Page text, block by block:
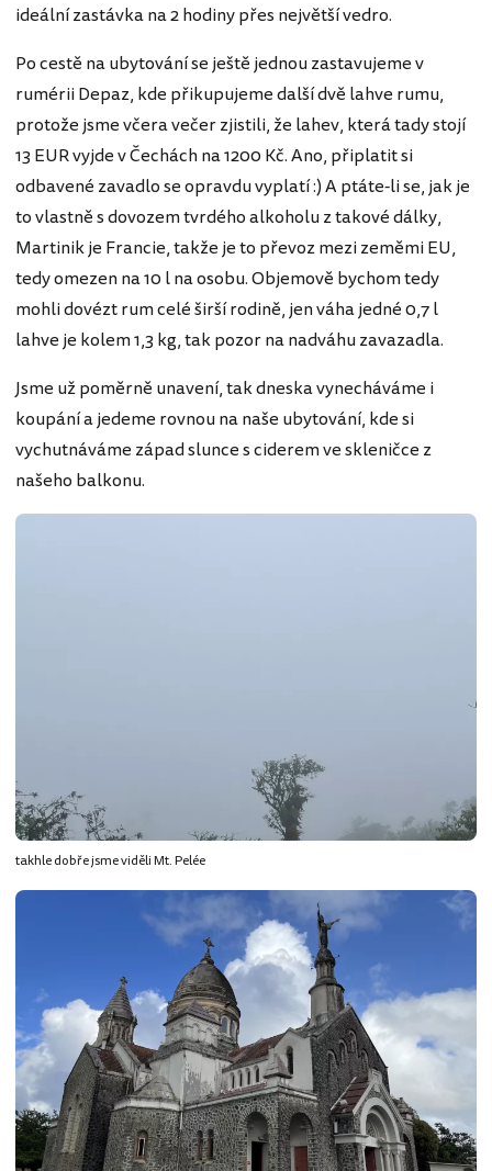
ideální zastávka na 2 hodiny přes největší vedro.
Po cestě na ubytování se ještě jednou zastavujeme v
rumérii Depaz, kde přikupujeme další dvě lahve rumu,
protože jsme včera večer zjistili, že lahev, která tady stojí
13 EUR vyjde v Čechách na 1200 Kč. Ano, připlatit si
odbavené zavadlo se opravdu vyplatí :) A ptáte-li se, jak je
to vlastně s dovozem tvrdého alkoholu z takové dálky,
Martinik je Francie, takže je to převoz mezi zeměmi EU,
tedy omezen na 10 l na osobu. Objemově bychom tedy
mohli dovézt rum celé širší rodině, jen váha jedné 0,7 l
lahve je kolem 1,3 kg, tak pozor na nadváhu zavazadla.
Jsme už poměrně unavení, tak dneska vynecháváme i
koupání a jedeme rovnou na naše ubytování, kde si
vychutnáváme západ slunce s ciderem ve skleničce z
našeho balkonu.
takhle dobře jsme viděli Mt. Pelée